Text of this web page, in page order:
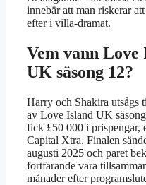
innebär att man riskerar
efter i villa-dramat.
Vem vann Love
UK säsong 12?
Harry och Shakira utsågs
av Love Island UK
fick £50 000 i prispengar,
Capital Xtra. Finalen
augusti 2025 och paret
fortfarande vara
månader efter